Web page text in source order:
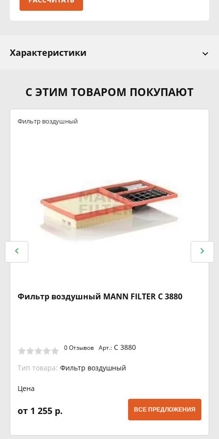
Характеристики
С ЭТИМ ТОВАРОМ ПОКУПАЮТ
Фильтр воздушный
Фильтр воздушный MANN FILTER C 3880
0 Отзывов Арт.: C 3880
Тип товара: Фильтр воздушный
Цена
от 1 255 р. ВСЕ ПРЕДЛОЖЕНИЯ